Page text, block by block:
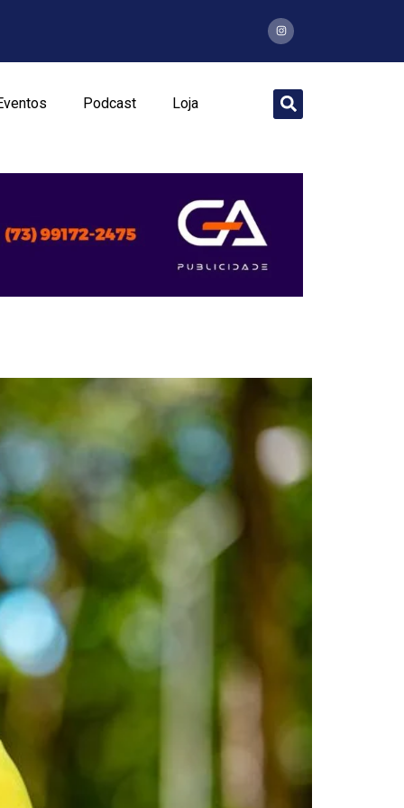
Podcast Loja